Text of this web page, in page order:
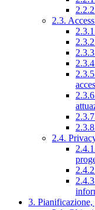
2.3.
2.4.
3. Pianificazione,